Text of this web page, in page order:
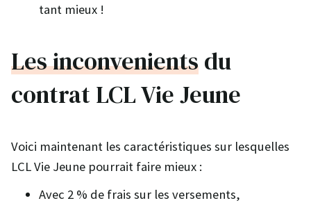
tant mieux !
Les inconvenientsdu
contrat LCL Vie Jeune
Voici maintenant les caractéristiques sur lesquelles
LCL Vie Jeune pourrait faire mieux :
Avec 2 % de frais sur les versements,